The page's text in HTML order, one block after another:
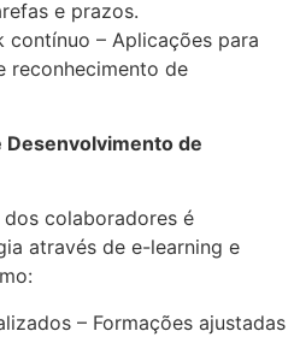
e prazos.
contínuo – Aplicações para
reconhecimento de
Desenvolvimento de
colaboradores é
através de e-learning e
– Formações ajustadas